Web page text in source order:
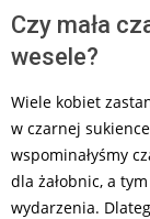
Czy mała
wesele?
Wiele kobiet
w czarnej
wspominałyśmy
dla żałobnic, a
wydarzenia.